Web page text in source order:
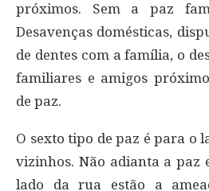
próximos. Sem a paz
Desavenças domésticas,
de dentes com a família, o
familiares e amigos
de paz.
O sexto tipo de paz é para o
vizinhos. Não adianta a paz
lado da rua estão a